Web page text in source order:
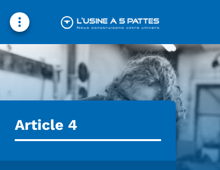
Nos domaines d’intervention
Contactez-nous
Article 4